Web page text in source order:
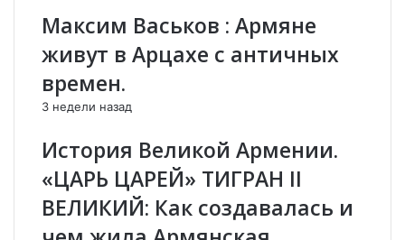
ш
н
я
н
п
о
д
а
л
д
а
а
л
н
а
Максим Васьков : Армяне
живут в Арцахе с античных
времен.
3 недели назад
История Великой Армении.
«ЦАРЬ ЦАРЕЙ» ТИГРАН II
ВЕЛИКИЙ: Как создавалась и